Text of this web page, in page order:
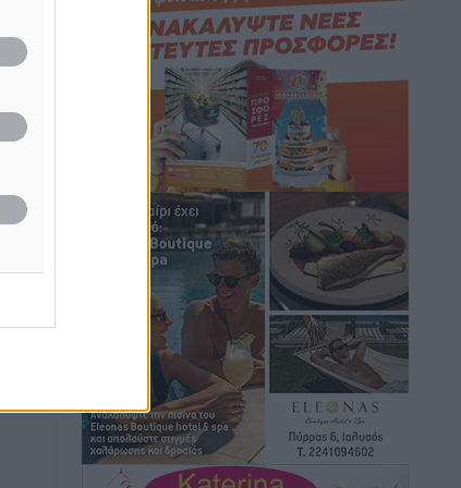
Hotels – Χατζηλαζάρου – Προχωρά
καινούργιο ξενοδοχείο στην Κω
Τοπικές Ειδήσεις• πριν 7 ώρες
Αυτοκίνητο μπήκε παράνομα σε
μονόδρομο στο Μαστιχάρι –
Αναποδογύρισε όχημα με μητέρα και
5χρονο παιδί
Τοπικές Ειδήσεις• πριν 7 ώρες
“Η Ευρώπη αντιμετώπιζε το
προσφυγικό σαν ταινία τρόμου” – Η
συγκλονιστική μαρτυρία της Χαρούλας
Γιασιράνη στον RV για τα γεγονότα που
οδήγησαν στο Σύμφωνο της Λέρου
Τοπικές Ειδήσεις• πριν 7 ώρες
Συναυλία με τον Γιάννη Κότσιρα στις